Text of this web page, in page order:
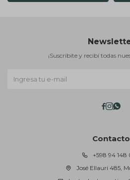
Contacto
+598 94 148
José Ellauri 485,
¡Suscribite y recibí todas
